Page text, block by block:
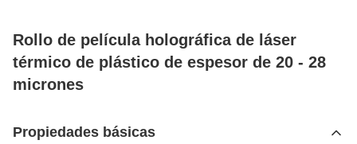
Rollo de película holográfica de láser
térmico de plástico de espesor de 20 - 28
micrones
Propiedades básicas